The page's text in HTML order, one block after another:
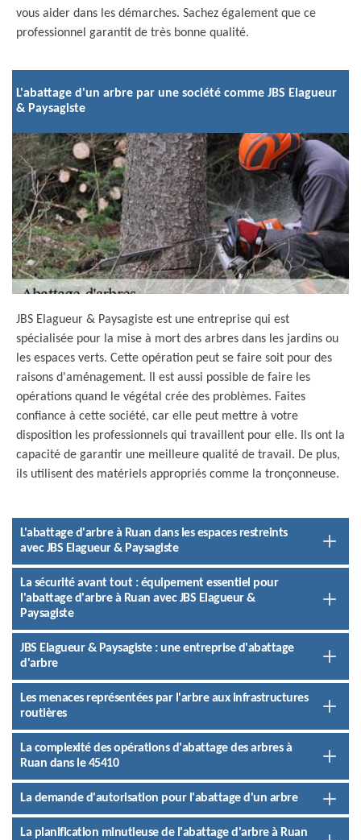
vous aider dans les démarches. Sachez également que ce
professionnel garantit de très bonne qualité.
L'abattage d'un arbre par une société comme JBS Elagueur
& Paysagiste
JBS Elagueur & Paysagiste est une entreprise qui est
spécialisée pour la mise à mort des arbres dans les jardins ou
les espaces verts. Cette opération peut se faire soit pour des
raisons d'aménagement. Il est aussi possible de faire les
opérations quand le végétal crée des problèmes. Faites
confiance à cette société, car elle peut mettre à votre
disposition les professionnels qui travaillent pour elle. Ils ont la
capacité de garantir une meilleure qualité de travail. De plus,
ils utilisent des matériels appropriés comme la tronçonneuse.
L'abattage d'arbre à Ruan dans les espaces restreints
avec JBS Elagueur & Paysagiste
La sécurité avant tout : équipement essentiel pour
l'abattage d'arbre à Ruan avec JBS Elagueur &
Paysagiste
JBS Elagueur & Paysagiste : une entreprise d'abattage
d'arbre
Les menaces représentées par l'arbre aux infrastructures
routières
La complexité des opérations d'abattage des arbres à
Ruan dans le 45410
La demande d'autorisation pour l'abattage d'un arbre
La planification minutieuse de l'abattage d'arbre à Ruan